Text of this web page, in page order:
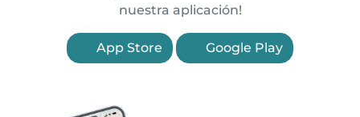
nuestra aplicación!
App Store Google Play